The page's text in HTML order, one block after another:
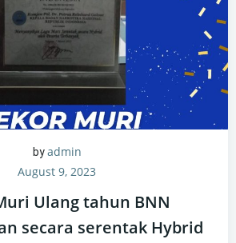
byadmin
August 9, 2023
Ulang tahun BNN
secara serentak Hybrid